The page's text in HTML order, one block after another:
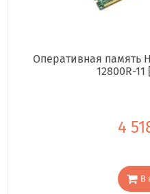
Оперативная память
12800R-
4
В